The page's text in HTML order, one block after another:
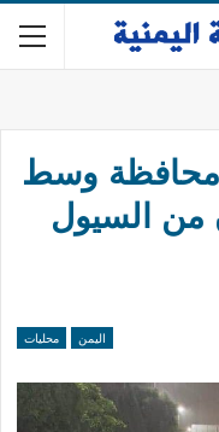
أمطار في صنعاء و13 محافظة وسط
من السيول
اليمن محليات